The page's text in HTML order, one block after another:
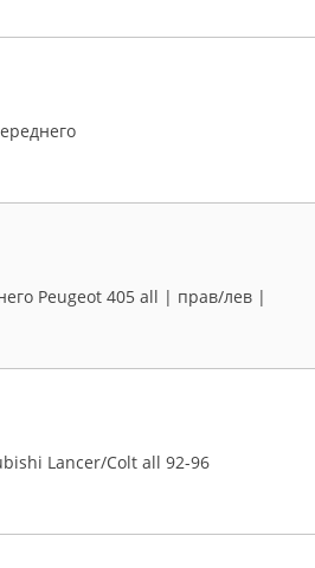
Peugeot 405 all | прав/лев |
Lancer/Colt all 92-96